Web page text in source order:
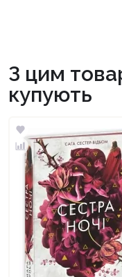
З цим
купують